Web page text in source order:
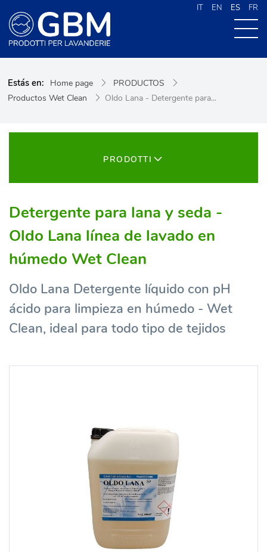
IT EN ES FR
PRODUCTOS
CONTACTOS
Estás en: Home page
PRODUCTOS
Productos Wet Clean
Oldo Lana - Detergente para...
PRODOTTI
Detergente para lana y seda -
Oldo Lana línea de lavado en
húmedo Wet Clean
Oldo Lana Detergente líquido con pH
ácido para limpieza en húmedo - Wet
Clean, ideal para todo tipo de tejidos